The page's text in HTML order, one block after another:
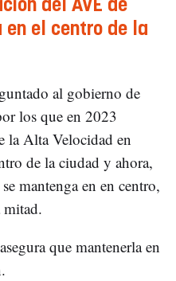
del AVE de
en el centro de la
al gobierno de
los que en 2023
la Alta Velocidad en
de la ciudad y ahora,
mantenga en en centro,
que mantenerla en